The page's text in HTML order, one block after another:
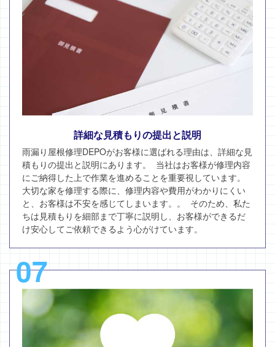
詳細な見積もりの提出と説明
雨漏り屋根修理DEPOがお客様に選ばれる理由は、詳細な見
積もりの提出と説明にあります。 当社はお客様が修理内容
にご納得した上で作業を進めることを重要視しています。
大切な家を修理する際に、修理内容や費用がわかりにくい
と、お客様は不安を感じてしまいます。。 そのため、私た
ちは見積もりを細部まで丁寧に説明し、お客様ができるだ
け安心してご依頼できるよう心がけています。
07